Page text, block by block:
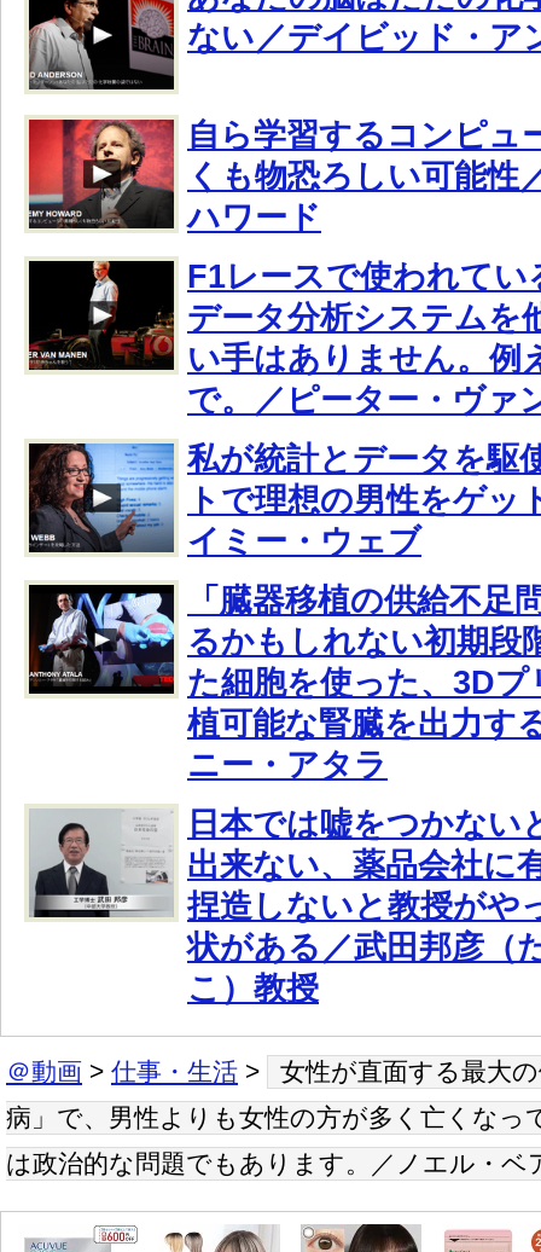
ない／デイビッド・ア
自ら学習するコンピュ
くも物恐ろしい可能性
ハワード
F1レースで使われてい
データ分析システムを
い手はありません。例
で。／ピーター・ヴァ
私が統計とデータを駆
トで理想の男性をゲッ
イミー・ウェブ
「臓器移植の供給不足
るかもしれない初期段
た細胞を使った、3D
植可能な腎臓を出力す
ニー・アタラ
日本では嘘をつかない
出来ない、薬品会社に
捏造しないと教授がや
状がある／武田邦彦（
こ）教授
＠動画 > 仕事・生活 >
女性が直面する最大
病」で、男性よりも女性の方が多く亡くなっ
は政治的な問題でもあります。／ノエル・ベ